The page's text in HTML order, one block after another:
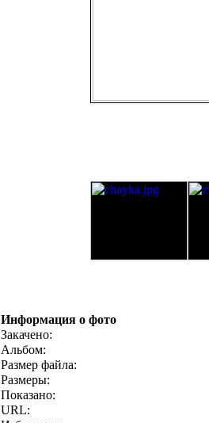
Информация о фото
Закачено:
Альбом:
Размер файла:
Размеры:
Показано:
URL: